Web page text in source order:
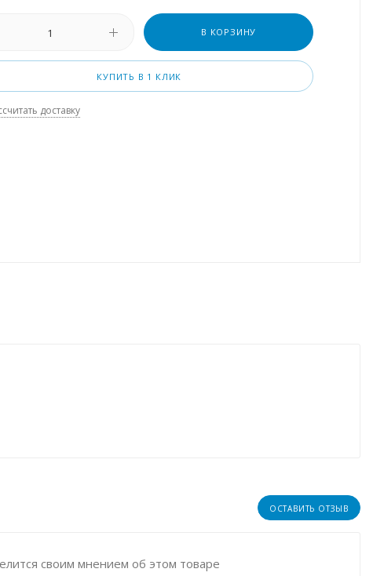
В КОРЗИНУ
КУПИТЬ В 1 КЛИК
доставку
ОСТАВИТЬ ОТЗЫВ
своим мнением об этом товаре